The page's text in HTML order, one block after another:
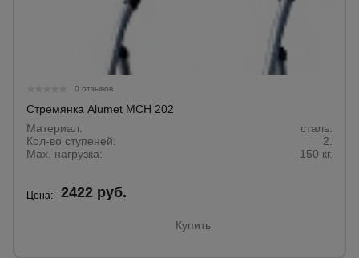
0 отзывов
Стремянка Alumet MCH 202
Материал:
сталь.
Кол-во ступеней:
2.
Max. нагрузка:
150 кг.
Цена: 2422 руб.
Купить
Опалубка
Каталог